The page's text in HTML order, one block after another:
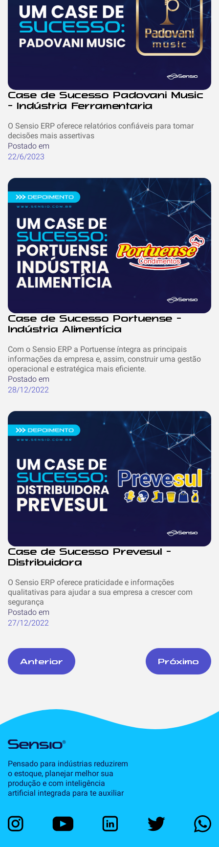
Case de Sucesso Padovani Music
- Indústria Ferramentaria
O Sensio ERP oferece relatórios confiáveis para tomar
decisões mais assertivas
Postado em
22/6/2023
Case de Sucesso Portuense -
Indústria Alimentícia
Com o Sensio ERP a Portuense íntegra as principais
informações da empresa e, assim, construir uma gestão
operacional e estratégica mais eficiente.
Postado em
28/12/2022
Case de Sucesso Prevesul -
Distribuidora
O Sensio ERP oferece praticidade e informações
qualitativas para ajudar a sua empresa a crescer com
segurança‍
Postado em
27/12/2022
Anterior Próximo
Pensado para indústrias reduzirem
o estoque, planejar melhor sua
produção e com inteligência
artificial integrada para te auxiliar